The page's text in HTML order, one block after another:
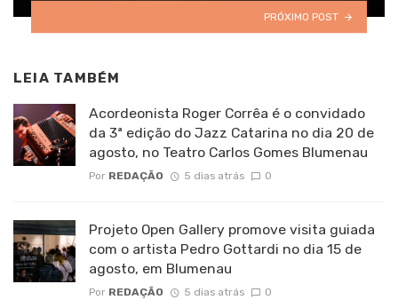
PRÓXIMO POST
LEIA TAMBÉM
Acordeonista Roger Corrêa é o convidado
da 3ª edição do Jazz Catarina no dia 20 de
agosto, no Teatro Carlos Gomes Blumenau
Por REDAÇÃO 5 dias atrás 0
Projeto Open Gallery promove visita guiada
com o artista Pedro Gottardi no dia 15 de
agosto, em Blumenau
Por REDAÇÃO 5 dias atrás 0